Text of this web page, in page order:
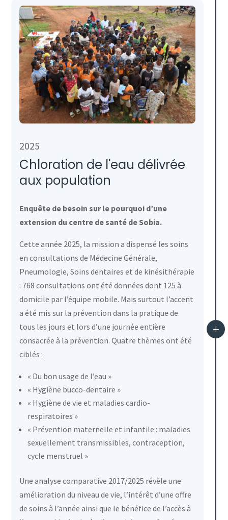
L
2025
Chloration de l'eau délivrée
aux population
Enquête de besoin sur le pourquoi d’une
extension du centre de santé de Sobia.
Cette année 2025, la mission a dispensé les soins
en consultations de Médecine Générale,
Pneumologie, Soins dentaires et de kinésithérapie
: 768 consultations ont été données dont 125 à
domicile par l’équipe mobile. Mais surtout l’accent
a été mis sur la prévention dans la pratique de
tous les jours et lors d’une journée entière
consacrée à la prévention. Quatre thèmes ont été
ciblés :
« Du bon usage de l’eau »
« Hygiène bucco-dentaire »
« Hygiène de vie et maladies cardio-
respiratoires »
« Prévention maternelle et infantile : maladies
sexuellement transmissibles, contraception,
cycle menstruel »
Une analyse comparative 2017/2025 révèle une
amélioration du niveau de vie, l’intérêt d’une offre
de soins à l’année ainsi que le bénéfice de l’accès à